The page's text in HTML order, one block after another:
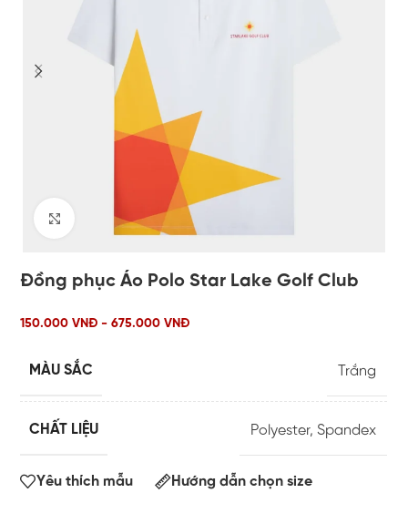
Click to enlarge
Đồng phục Áo Polo Star Lake Golf Club
150.000 VNĐ - 675.000 VNĐ
MÀU SẮC Trắng
CHẤT LIỆU Polyester,Spandex
Yêu thích mẫu Hướng dẫn chọn size